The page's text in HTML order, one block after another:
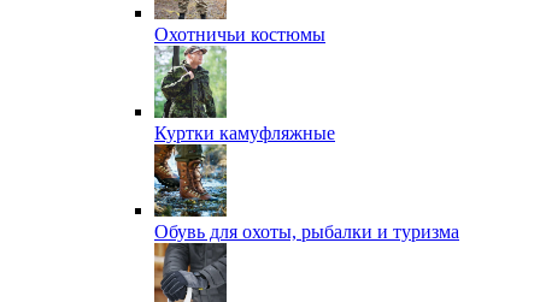
Охотничьи костюмы
Куртки камуфляжные
Обувь для охоты, рыбалки и туризма